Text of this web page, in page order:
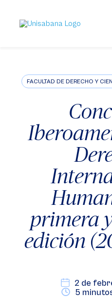
contenido
principal
primera
edición
2 de
5